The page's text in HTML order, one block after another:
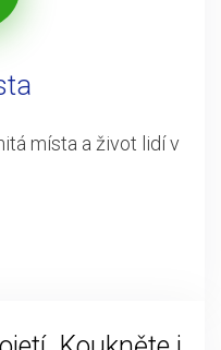
místa a život lidí v